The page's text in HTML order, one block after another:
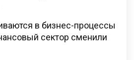
в бизнес-процессы
сектор сменили